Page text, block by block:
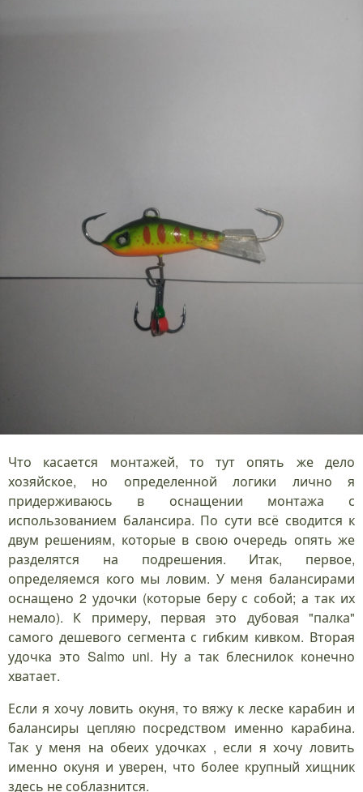
Что касается монтажей, то тут опять же дело
хозяйское, но определенной логики лично я
придерживаюсь в оснащении монтажа с
использованием балансира. По сути всё сводится к
двум решениям, которые в свою очередь опять же
разделятся на подрешения. Итак, первое,
определяемся кого мы ловим. У меня балансирами
оснащено 2 удочки (которые беру с собой; а так их
немало). К примеру, первая это дубовая "палка"
самого дешевого сегмента с гибким кивком. Вторая
удочка это Salmo uni. Ну а так блеснилок конечно
хватает.
Если я хочу ловить окуня, то вяжу к леске карабин и
балансиры цепляю посредством именно карабина.
Так у меня на обеих удочках , если я хочу ловить
именно окуня и уверен, что более крупный хищник
здесь не соблазнится.